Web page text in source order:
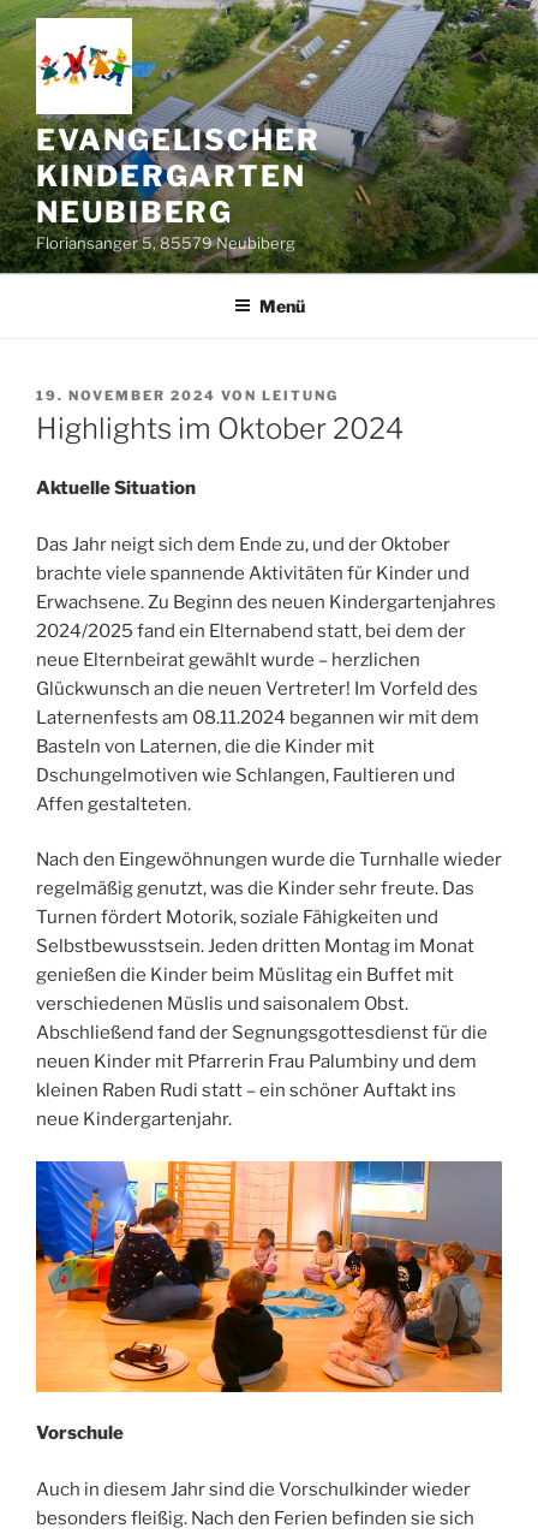
Zum
Inhalt
springen
EVANGELISCHER
KINDERGARTEN
NEUBIBERG
Floriansanger 5, 85579 Neubiberg
Menü
VERÖFFENTLICHT
AM
19. NOVEMBER 2024 VON LEITUNG
Highlights im Oktober 2024
Aktuelle Situation
Das Jahr neigt sich dem Ende zu, und der Oktober
brachte viele spannende Aktivitäten für Kinder und
Erwachsene. Zu Beginn des neuen Kindergartenjahres
2024/2025 fand ein Elternabend statt, bei dem der
neue Elternbeirat gewählt wurde – herzlichen
Glückwunsch an die neuen Vertreter! Im Vorfeld des
Laternenfests am 08.11.2024 begannen wir mit dem
Basteln von Laternen, die die Kinder mit
Dschungelmotiven wie Schlangen, Faultieren und
Affen gestalteten.
Nach den Eingewöhnungen wurde die Turnhalle wieder
regelmäßig genutzt, was die Kinder sehr freute. Das
Turnen fördert Motorik, soziale Fähigkeiten und
Selbstbewusstsein. Jeden dritten Montag im Monat
genießen die Kinder beim Müslitag ein Buffet mit
verschiedenen Müslis und saisonalem Obst.
Abschließend fand der Segnungsgottesdienst für die
neuen Kinder mit Pfarrerin Frau Palumbiny und dem
kleinen Raben Rudi statt – ein schöner Auftakt ins
neue Kindergartenjahr.
Vorschule
Auch in diesem Jahr sind die Vorschulkinder wieder
besonders fleißig. Nach den Ferien befinden sie sich